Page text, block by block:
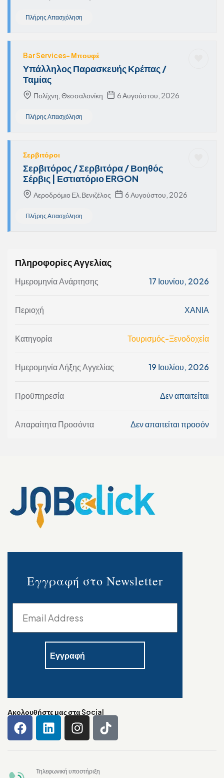
Πλήρης Απασχόληση
Bar Services- Μπουφέ
Υπάλληλος Παρασκευής Κρέπας /
Ταμίας
Πολίχνη, Θεσσαλονίκη 6 Αυγούστου, 2026
Πλήρης Απασχόληση
Σερβιτόροι
Σερβιτόρος / Σερβιτόρα / Βοηθός
Σέρβις | Εστιατόριο ERGON
Αεροδρόμιο Ελ.Βενιζέλος 6 Αυγούστου, 2026
Πλήρης Απασχόληση
Πληροφορίες Αγγελίας
Ημερομηνία Ανάρτησης 17 Ιουνίου, 2026
Περιοχή ΧΑΝΙΑ
Κατηγορία Τουρισμός-Ξενοδοχεία
Ημερομηνία Λήξης Αγγελίας 19 Ιουλίου, 2026
Προϋπηρεσία Δεν απαιτείται
Απαραίτητα Προσόντα Δεν απαιτείται προσόν
Εγγραφή στο Newsletter
Ακολουθήστε μας στα Social
Τηλεφωνική υποστήριξη